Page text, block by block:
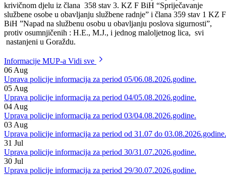
Postupajući po prijavi od 29.01.2013 godine, službenici sektora
kriminalističke policije K MUP-a Goražde su dana
Kantonalnom tužilaštvu Goražde dostavili izvještaj o počinjenom
krivičnom djelu iz člana 358 stav 3. KZ F BiH “Spriječavanje
službene osobe u obavljanju službene radnje” i člana 359 stav 1 KZ F
protiv osumnjičenih : H.E., M.J., i jednog maloljetnog lica, svi
nastanjeni u Goraždu.
Informacije MUP-a
06Aug
Uprava policije informacija za period 05/06.08.2026.godine.
05Aug
Uprava policije informacija za period 04/05.08.2026.godine.
04Aug
Uprava policije informacija za period 03/04.08.2026.godine.
03Aug
Uprava policije informacija za period od 31.07 do 03.08.2026.godine.
31 Jul